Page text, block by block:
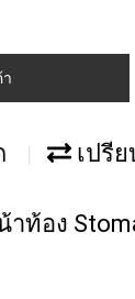
เปรี
ท้อง